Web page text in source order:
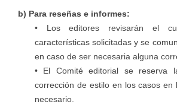
b) Para reseñas e informes:
• Los editores revisarán el
características solicitadas y se
en caso de ser necesaria alguna
• El Comité editorial se reserva
corrección de estilo en los casos en
necesario.